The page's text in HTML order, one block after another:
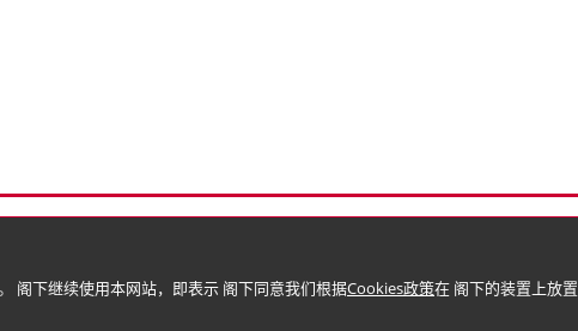
阁下继续使用本网站，即表示 阁下同意我们根据Cookies政策在 阁下的装置上放置